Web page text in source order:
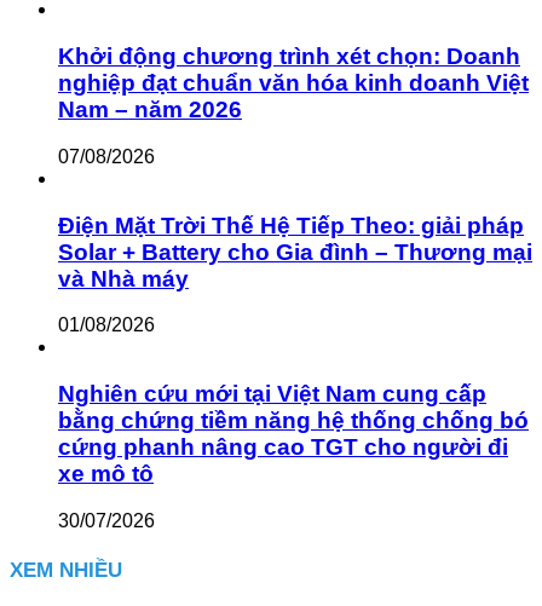
Khởi động chương trình xét chọn: Doanh
nghiệp đạt chuẩn văn hóa kinh doanh Việt
Nam – năm 2026
07/08/2026
Điện Mặt Trời Thế Hệ Tiếp Theo: giải pháp
Solar + Battery cho Gia đình – Thương mại
và Nhà máy
01/08/2026
Nghiên cứu mới tại Việt Nam cung cấp
bằng chứng tiềm năng hệ thống chống bó
cứng phanh nâng cao TGT cho người đi
xe mô tô
30/07/2026
XEM NHIỀU